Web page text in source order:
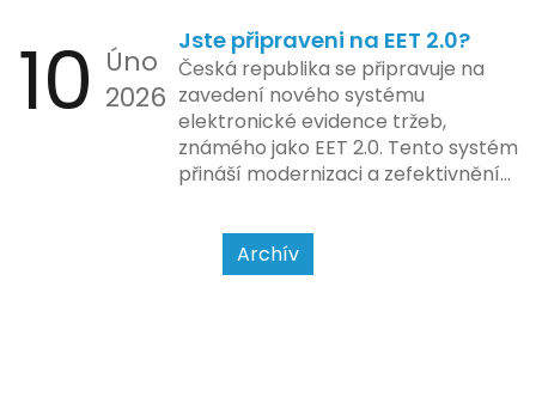
bezhotovostní transakci – nově
se má tato povinnost odvíjet od
povahy podnikatelské činnosti a
způsobu interakce se
zákazníkem.
10 Úno
2026
Jste připraveni na EET 2.0?
Česká republika se připravuje na
zavedení nového systému
elektronické evidence tržeb,
známého jako EET 2.0. Tento systém
přináší modernizaci a zefektivnění
usnadnit život podnikatelům i
kontrolním orgánům. Podívejme se
na hlavní změny, které EET 2.0
Archív